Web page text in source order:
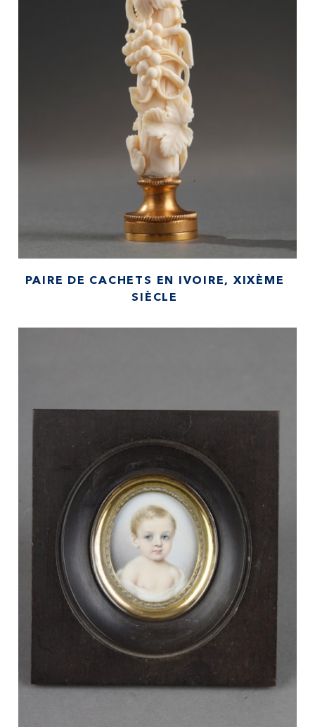
PAIRE DE CACHETS EN IVOIRE, XIXÈME
SIÈCLE